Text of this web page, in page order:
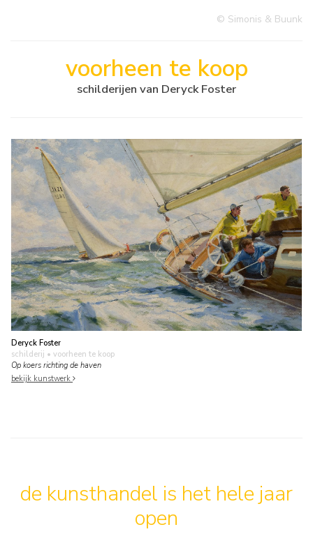
© Simonis & Buunk
voorheen te koop
schilderijen van Deryck Foster
Deryck Foster
schilderij • voorheen te koop
Op koers richting de haven
bekijk kunstwerk
de kunsthandel is het hele jaar
open